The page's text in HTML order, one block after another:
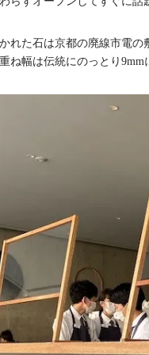
れた石は京都の廃線市電
ね幅は伝統にのっとり9mm